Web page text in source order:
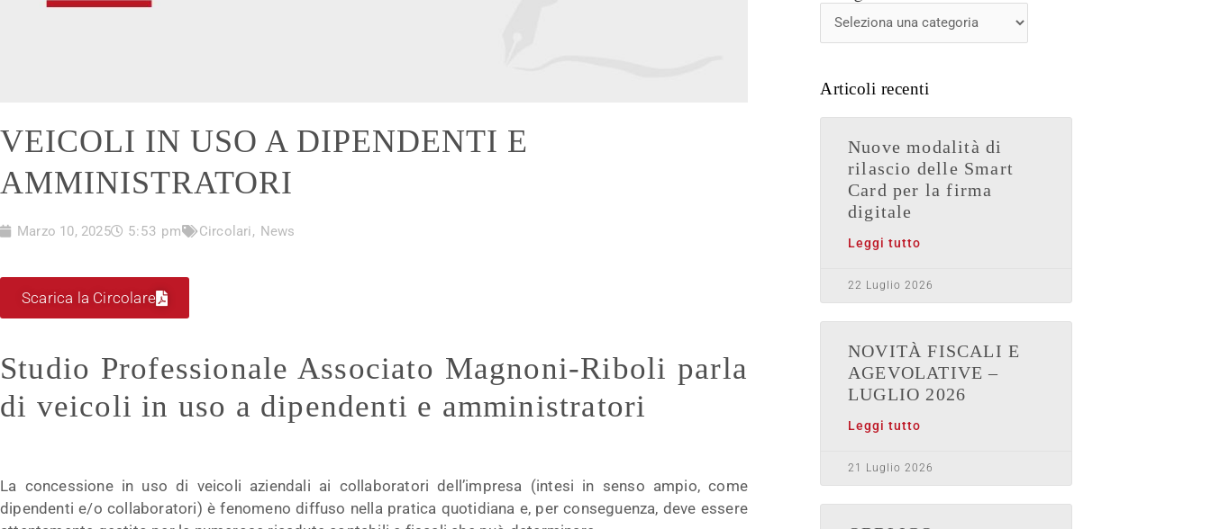
VEICOLI IN USO A DIPENDENTI E
AMMINISTRATORI
Marzo 10, 2025 5:53 pm Circolari, News
Scarica la Circolare
Studio Professionale Associato Magnoni-Riboli parla
di veicoli in uso a dipendenti e amministratori
La concessione in uso di veicoli aziendali ai collaboratori dell’impresa (intesi in senso ampio, come
dipendenti e/o collaboratori) è fenomeno diffuso nella pratica quotidiana e, per conseguenza, deve essere
News
Articoli recenti
Nuove modalità di
rilascio delle Smart
Card per la firma
digitale
Leggi tutto
22 Luglio 2026
NOVITÀ FISCALI E
AGEVOLATIVE –
LUGLIO 2026
Leggi tutto
21 Luglio 2026